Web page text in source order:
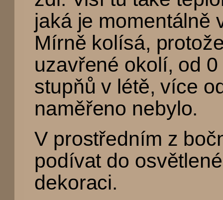
jaká je momentálně
Mírně kolísá,
uzavřené okolí, od
stupňů v létě, více
naměřeno nebylo.
V prostředním z
podívat do
dekoraci.